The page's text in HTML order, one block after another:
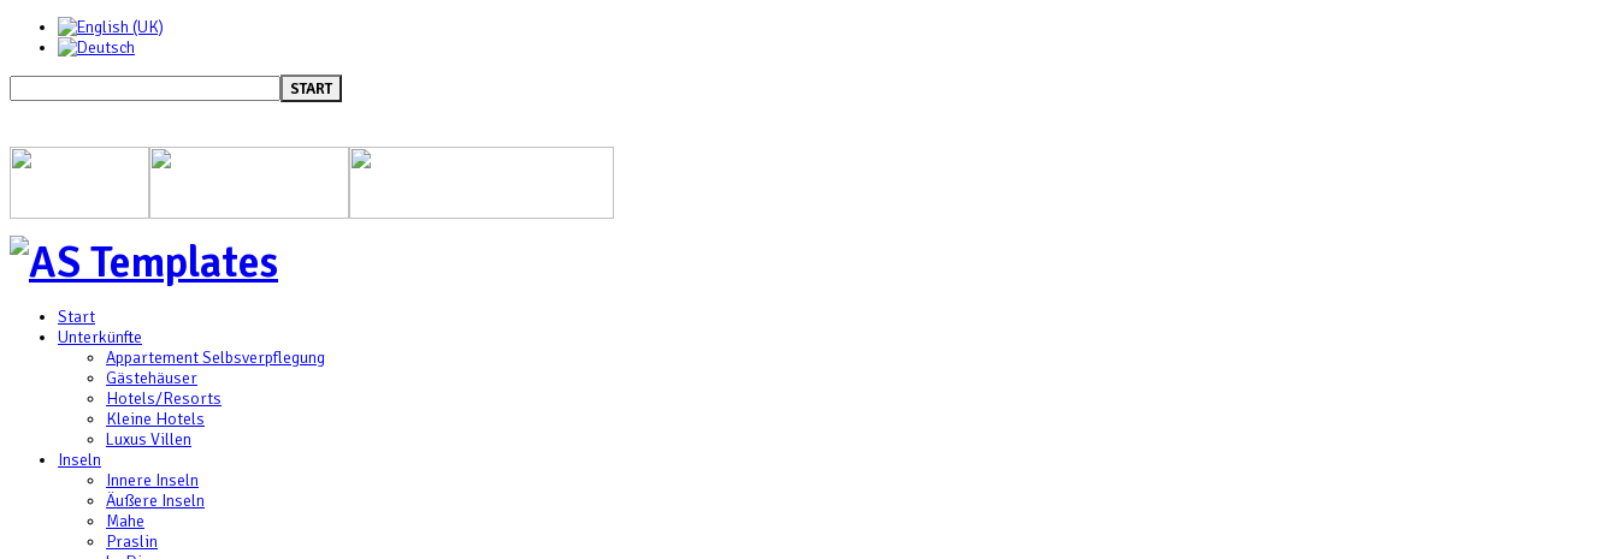
START
Start
Unterkünfte
Appartement Selbsverpflegung
Gästehäuser
Hotels/Resorts
Kleine Hotels
Luxus Villen
Inseln
Innere Inseln
Äußere Inseln
Mahe
Praslin